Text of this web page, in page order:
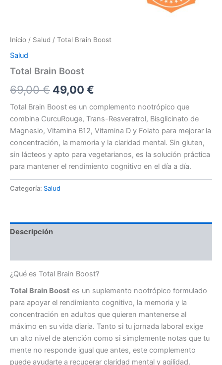
Inicio / Salud / Total Brain Boost
Salud
Total Brain Boost
69,00€ El
precio
original
era:
69,00 €.
49,00 €
precio
actual
es:
49,00 €.
Total Brain Boost es un complemento nootrópico que
combina CurcuRouge, Trans-Resveratrol, Bisglicinato de
Magnesio, Vitamina B12, Vitamina D y Folato para mejorar la
concentración, la memoria y la claridad mental. Sin gluten,
sin lácteos y apto para vegetarianos, es la solución práctica
para mantener el rendimiento cognitivo en el día a día.
Categoría: Salud
Descripción
¿Qué es Total Brain Boost?
Total Brain Boost es un suplemento nootrópico formulado
para apoyar el rendimiento cognitivo, la memoria y la
concentración en adultos que quieren mantenerse al
máximo en su vida diaria. Tanto si tu jornada laboral exige
un alto nivel de atención como si simplemente notas que tu
mente no responde igual que antes, este complemento
puede ayudarte a recuperar claridad mental y agilidad.